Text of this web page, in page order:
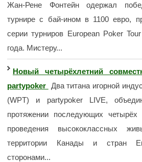
Жан-Рене Фонтейн одержал
турнире с бай-ином в 1100 евро,
серии турниров European Poker
года. Мистеру...
Новый четырёхлетний
partypoker Два титана игорной
(WPT) и partypoker LIVE,
протяжении последующих четырёх
проведения высококлассных
территории Канады и стран
сторонами...